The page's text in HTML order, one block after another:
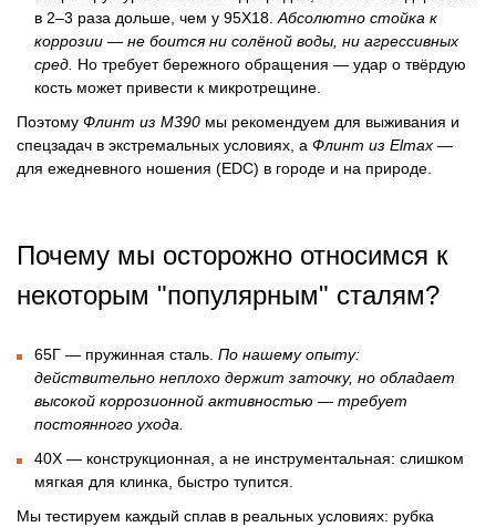
в 2–3 раза дольше, чем у 95Х18.Абсолютно стойка к
коррозии — не боится ни солёной воды, ни агрессивных
сред. Но требует бережного обращения — удар о твёрдую
кость может привести к микротрещине.
Поэтому Флинт из М390 мы рекомендуем для выживания и
спецзадач в экстремальных условиях, а Флинт из Elmax —
для ежедневного ношения (EDC) в городе и на природе.
Почему мы осторожно относимся к
некоторым "популярным" сталям?
65Г — пружинная сталь. По нашему опыту:
действительно неплохо держит заточку, но обладает
высокой коррозионной активностью — требует
постоянного ухода.
40Х — конструкционная, а не инструментальная: слишком
мягкая для клинка, быстро тупится.
Мы тестируем каждый сплав в реальных условиях: рубка